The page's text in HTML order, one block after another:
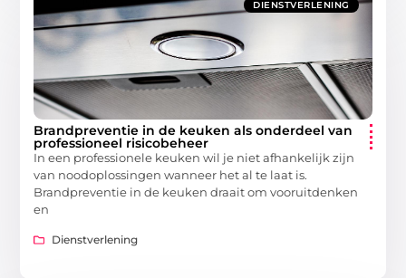
DIENSTVERLENING
Brandpreventie in de keuken als onderdeel van
professioneel risicobeheer
In een professionele keuken wil je niet afhankelijk zijn
van noodoplossingen wanneer het al te laat is.
Brandpreventie in de keuken draait om vooruitdenken
en
Dienstverlening